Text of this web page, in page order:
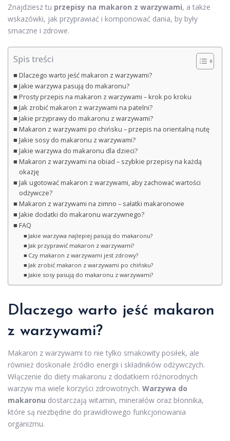
Znajdziesz tu przepisy na makaron z warzywami, a także
wskazówki, jak przyprawiać i komponować dania, by były
smaczne i zdrowe.
Spis treści
Dlaczego warto jeść makaron z warzywami?
Jakie warzywa pasują do makaronu?
Prosty przepis na makaron z warzywami – krok po kroku
Jak zrobić makaron z warzywami na patelni?
Jakie przyprawy do makaronu z warzywami?
Makaron z warzywami po chińsku – przepis na orientalną nutę
Jakie sosy do makaronu z warzywami?
Jakie warzywa do makaronu dla dzieci?
Makaron z warzywami na obiad – szybkie przepisy na każdą
okazję
Jak ugotować makaron z warzywami, aby zachować wartości
odżywcze?
Makaron z warzywami na zimno – sałatki makaronowe
Jakie dodatki do makaronu warzywnego?
FAQ
Jakie warzywa najlepiej pasują do makaronu?
Jak przyprawić makaron z warzywami?
Czy makaron z warzywami jest zdrowy?
Jak zrobić makaron z warzywami po chińsku?
Jakie sosy pasują do makaronu z warzywami?
Dlaczego warto jeść makaron
z warzywami?
Makaron z warzywami to nie tylko smakowity posiłek, ale
również doskonałe źródło energii i składników odżywczych.
Włączenie do diety makaronu z dodatkiem różnorodnych
warzyw ma wiele korzyści zdrowotnych. Warzywa do
makaronu dostarczają witamin, minerałów oraz błonnika,
które są niezbędne do prawidłowego funkcjonowania
organizmu.